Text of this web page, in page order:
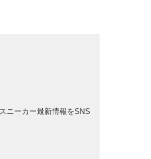
ニーカー最新情報をSNS